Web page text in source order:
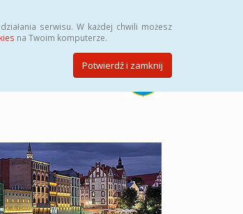
serwisu. W każdej chwili możesz
na Twoim komputerze.
Potwierdź i zamknij